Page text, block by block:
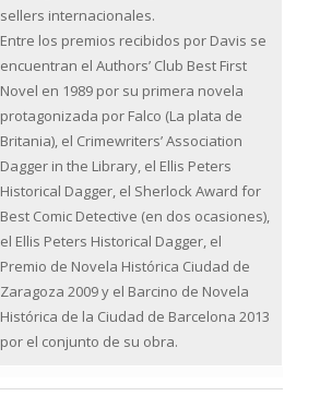
sellers internacionales.
Entre los premios recibidos por Davis se
encuentran el Authors’ Club Best First
Novel en 1989 por su primera novela
protagonizada por Falco (La plata de
Britania), el Crimewriters’ Association
Dagger in the Library, el Ellis Peters
Historical Dagger, el Sherlock Award for
Best Comic Detective (en dos ocasiones),
el Ellis Peters Historical Dagger, el
Premio de Novela Histórica Ciudad de
Zaragoza 2009 y el Barcino de Novela
Histórica de la Ciudad de Barcelona 2013
por el conjunto de su obra.